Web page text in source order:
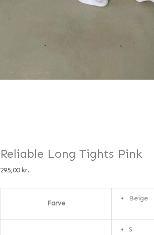
Reliable Long Tights Pink
295,00kr.
Farve
Beige
S